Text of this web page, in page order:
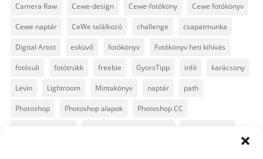
Camera Raw Cewe-design Cewe-fotóköny Cewe fotókönyv
Cewe naptár CeWe találkozó challenge csapatmunka
Digital Artist esküvő fotókönyv Fotókönyv heti kihívás
fotósuli fotótrükk freebie GyorsTipp infó karácsony
Levin Lightroom Mintakönyv naptár path
Photoshop Photoshop alapok Photoshop CC